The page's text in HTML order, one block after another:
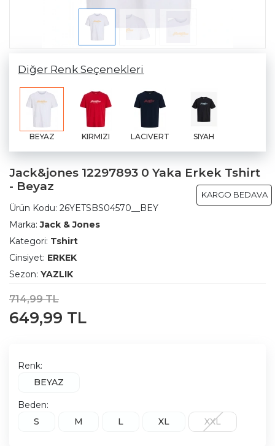
Diğer Renk Seçenekleri
BEYAZ KIRMIZI LACIVERT SIYAH
Jack&jones 12297893 0 Yaka Erkek Tshirt
- Beyaz
KARGO BEDAVA
Ürün Kodu: 26YETSBS04570__BEY
Marka:Jack & Jones
Kategori: Tshirt
Cinsiyet: ERKEK
Sezon: YAZLIK
714,99 TL
649,99 TL
Renk:
BEYAZ
Beden:
S
M L XL XXL